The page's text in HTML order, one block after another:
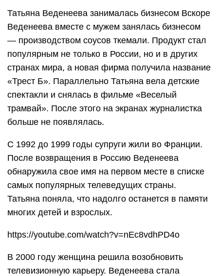
Татьяна Веденеева занималась бизнесом Вскоре
Веденеева вместе с мужем занялась бизнесом
— производством соусов ткемали. Продукт стал
популярным не только в России, но и в других
странах мира, а новая фирма получила название
«Трест Б». Параллельно Татьяна вела детские
спектакли и снялась в фильме «Веселый
трамвай». После этого на экранах журналистка
больше не появлялась.
С 1992 до 1999 годы супруги жили во Франции.
После возвращения в Россию Веденеева
обнаружила свое имя на первом месте в списке
самых популярных телеведущих страны.
Татьяна поняла, что надолго останется в памяти
многих детей и взрослых.
https://youtube.com/watch?v=nEc8vdhPD4o
В 2000 году женщина решила возобновить
телевизионную карьеру. Веденеева стала